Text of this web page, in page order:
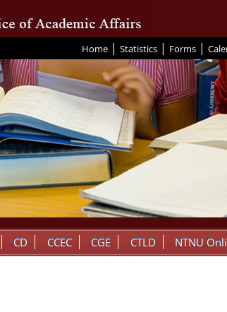
Home | Statistics | Forms |
CD CCEC CGE CTLD NTNU